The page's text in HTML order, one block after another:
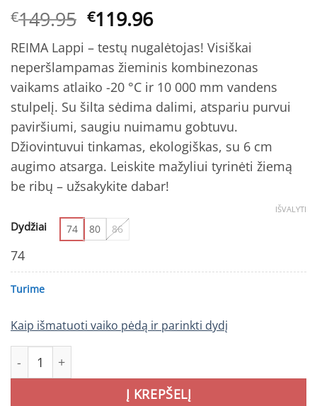
€149.95 Original
price
was:
€149.95.
€119.96Current
price
is:
€119.96.
REIMA Lappi – testų nugalėtojas! Visiškai
neperšlampamas žieminis kombinezonas
vaikams atlaiko -20 °C ir 10 000 mm vandens
stulpelį. Su šilta sėdima dalimi, atspariu purvui
paviršiumi, saugiu nuimamu gobtuvu.
Džiovintuvui tinkamas, ekologiškas, su 6 cm
augimo atsarga. Leiskite mažyliui tyrinėti žiemą
be ribų – užsakykite dabar!
Dydžiai 74 80 86
IŠVALYTI
74
Turime
Kaip išmatuoti vaiko pėdą ir parinkti dydį
produkto kiekis: REIMA Lappi žieminis kombinezonas
Į KREPŠELĮ